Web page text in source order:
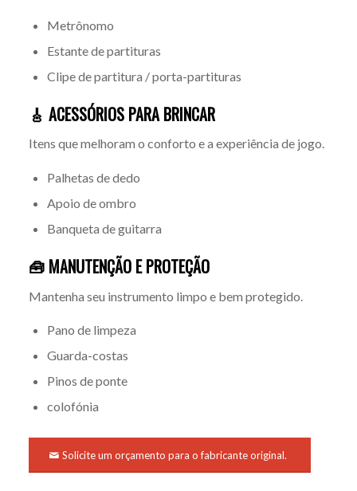
Metrônomo
Estante de partituras
Clipe de partitura / porta-partituras
🎸 ACESSÓRIOS PARA BRINCAR
Itens que melhoram o conforto e a experiência de jogo.
Palhetas de dedo
Apoio de ombro
Banqueta de guitarra
🧰 MANUTENÇÃO E PROTEÇÃO
Mantenha seu instrumento limpo e bem protegido.
Pano de limpeza
Guarda-costas
Pinos de ponte
colofónia
Solicite um orçamento para o fabricante original.